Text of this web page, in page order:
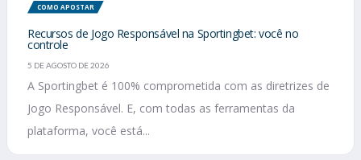
COMO APOSTAR
Recursos de Jogo Responsável na Sportingbet: você no
controle
5 DE AGOSTO DE 2026
A Sportingbet é 100% comprometida com as diretrizes de
Jogo Responsável. E, com todas as ferramentas da
plataforma, você está...